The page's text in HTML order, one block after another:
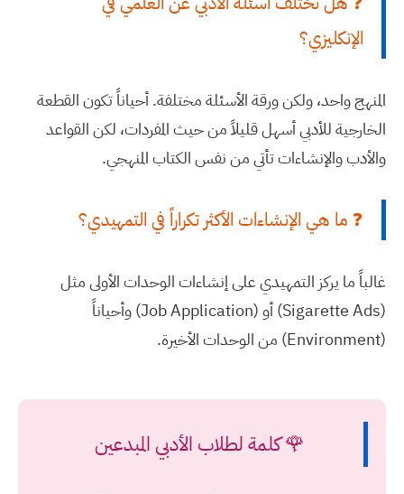
الإنكليزي؟
المنهج واحد، ولكن ورقة الأسئلة مختلفة. أحياناً تكون القطعة
الخارجية للأدبي أسهل قليلاً من حيث المفردات، لكن القواعد
والأدب والإنشاءات تأتي من نفس الكتاب المنهجي.
❓ ما هي الإنشاءات الأكثر تكراراً في التمهيدي؟
غالباً ما يركز التمهيدي على إنشاءات الوحدات الأولى مثل
(Sigarette Ads) أو (Job Application) وأحياناً
(Environment) من الوحدات الأخيرة.
🌹 كلمة لطلاب الأدبي المبدعين